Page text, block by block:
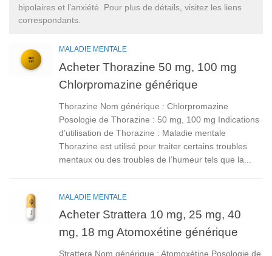
bipolaires et l’anxiété. Pour plus de détails, visitez les liens
correspondants.
MALADIE MENTALE
Acheter Thorazine 50 mg, 100 mg
Chlorpromazine générique
Thorazine Nom générique : Chlorpromazine
Posologie de Thorazine : 50 mg, 100 mg Indications
d’utilisation de Thorazine : Maladie mentale
Thorazine est utilisé pour traiter certains troubles
mentaux ou des troubles de l’humeur tels que la...
MALADIE MENTALE
Acheter Strattera 10 mg, 25 mg, 40
mg, 18 mg Atomoxétine générique
Strattera Nom générique : Atomoxétine Posologie de